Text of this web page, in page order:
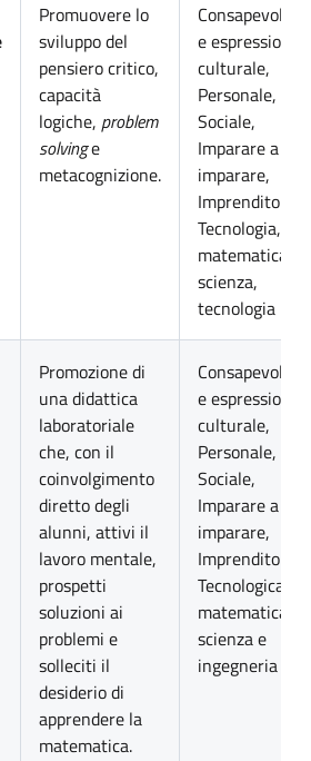
Promuovere lo
sviluppo del
pensiero critico,
capacità
logiche, problem
solvinge
metacognizione.
e espressione
culturale,
Personale,
Sociale,
Imparare a
imparare,
Tecnologia,
matematica,
scienza,
tecnologia
Promozione di
una didattica
laboratoriale
che, con il
coinvolgimento
diretto degli
alunni, attivi il
lavoro mentale,
prospetti
soluzioni ai
problemi e
solleciti il
desiderio di
apprendere la
matematica.
e espressione
culturale,
Personale,
Sociale,
Imparare a
imparare,
Tecnologica,
matematica
scienza e
ingegneria